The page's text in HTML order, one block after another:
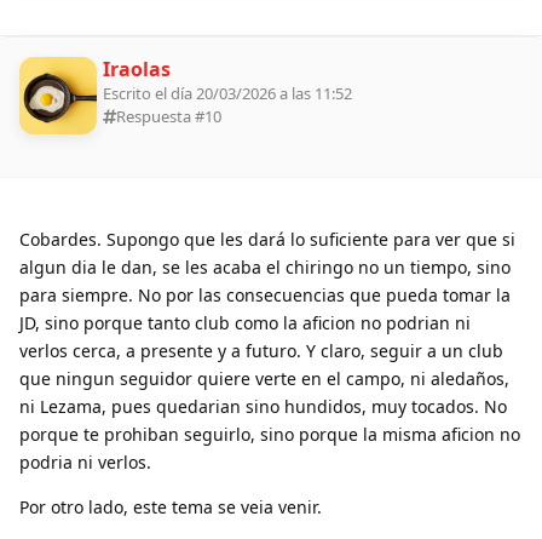
Iraolas
Escrito el día 20/03/2026 a las 11:52
Respuesta #10
Cobardes. Supongo que les dará lo suficiente para ver que si
algun dia le dan, se les acaba el chiringo no un tiempo, sino
para siempre. No por las consecuencias que pueda tomar la
JD, sino porque tanto club como la aficion no podrian ni
verlos cerca, a presente y a futuro. Y claro, seguir a un club
que ningun seguidor quiere verte en el campo, ni aledaños,
ni Lezama, pues quedarian sino hundidos, muy tocados. No
porque te prohiban seguirlo, sino porque la misma aficion no
podria ni verlos.
Por otro lado, este tema se veia venir.